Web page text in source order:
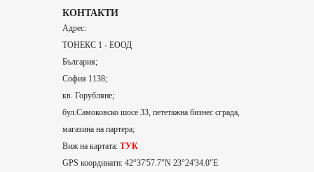
КОНТАКТИ
Адрес:
ТОНЕКС 1 - ЕООД
България;
София 1138;
кв. Горубляне;
бул.Самоковско шосе 33, пететажна бизнес сграда,
магазина на партера;
Виж на картата: ТУК
GPS координати: 42°37'57.7"N 23°24'34.0"E